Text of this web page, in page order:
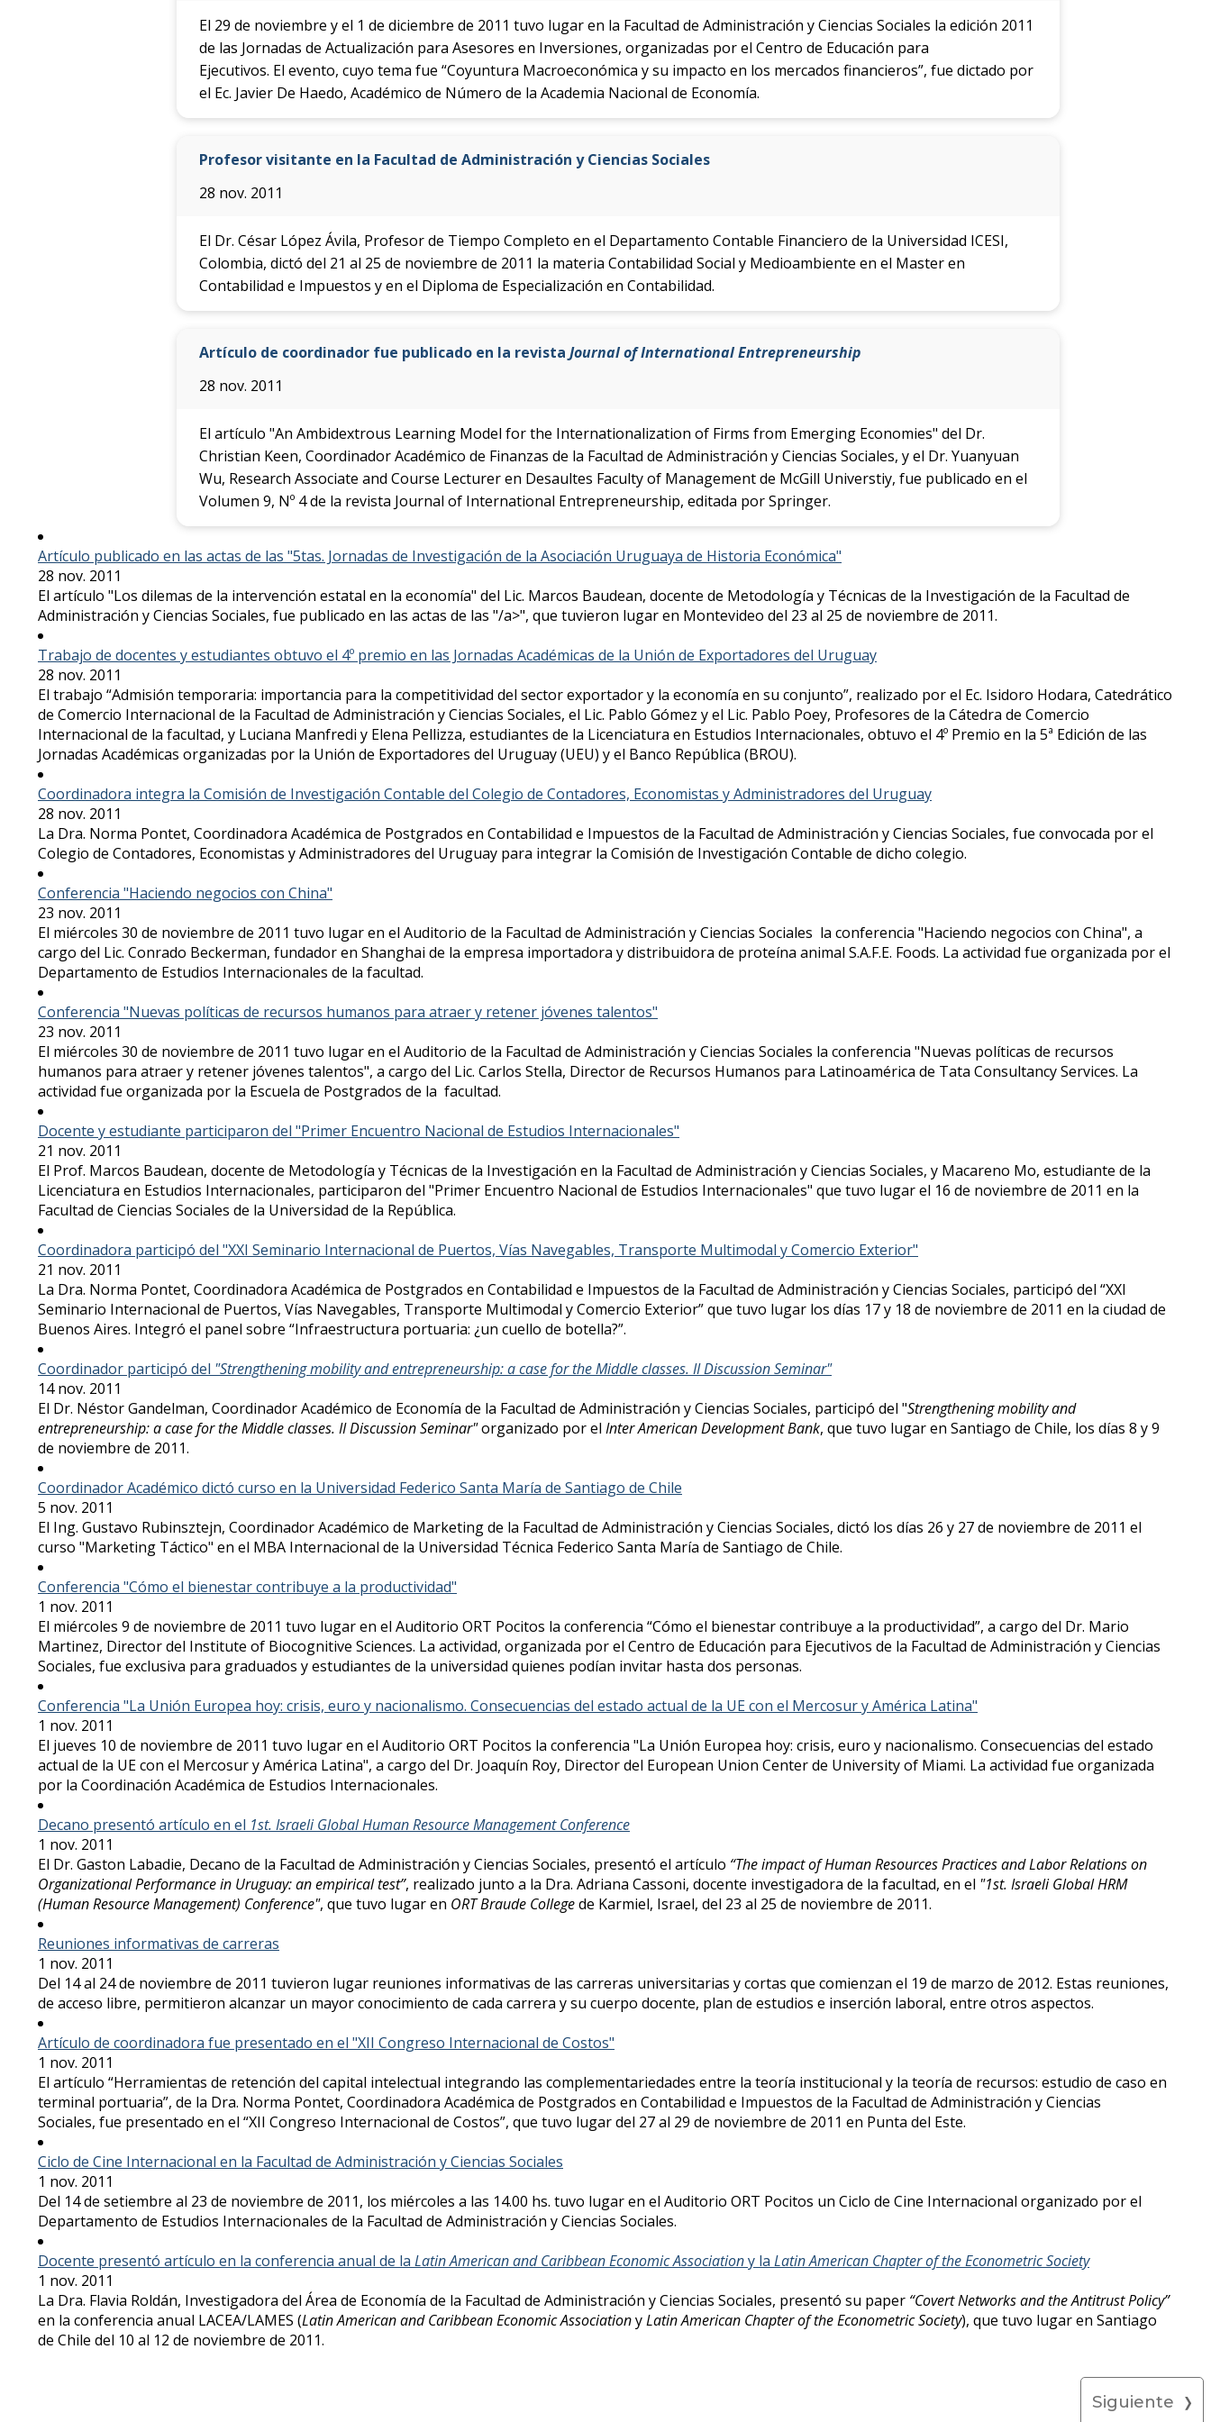
El 29 de noviembre y el 1 de diciembre de 2011 tuvo lugar en la Facultad de Administración y Ciencias Sociales la edición 2011
de las Jornadas de Actualización para Asesores en Inversiones, organizadas por el Centro de Educación para
Ejecutivos. El evento, cuyo tema fue “Coyuntura Macroeconómica y su impacto en los mercados financieros”, fue dictado por
el Ec. Javier De Haedo, Académico de Número de la Academia Nacional de Economía.
Profesor visitante en la Facultad de Administración y Ciencias Sociales
28 nov. 2011
El Dr. César López Ávila, Profesor de Tiempo Completo en el Departamento Contable Financiero de la Universidad ICESI,
Colombia, dictó del 21 al 25 de noviembre de 2011 la materia Contabilidad Social y Medioambiente en el Master en
Contabilidad e Impuestos y en el Diploma de Especialización en Contabilidad.
Artículo de coordinador fue publicado en la revista Journal of International Entrepreneurship
28 nov. 2011
El artículo "An Ambidextrous Learning Model for the Internationalization of Firms from Emerging Economies" del Dr.
Christian Keen, Coordinador Académico de Finanzas de la Facultad de Administración y Ciencias Sociales, y el Dr. Yuanyuan
Wu, Research Associate and Course Lecturer en Desaultes Faculty of Management de McGill Universtiy, fue publicado en el
Volumen 9, Nº 4 de la revista Journal of International Entrepreneurship, editada por Springer.
Artículo publicado en las actas de las "5tas. Jornadas de Investigación de la Asociación Uruguaya de Historia Económica"
28 nov. 2011
El artículo "Los dilemas de la intervención estatal en la economía" del Lic. Marcos Baudean, docente de Metodología y Técnicas de la Investigación de la Facultad de
Administración y Ciencias Sociales, fue publicado en las actas de las "/a>", que tuvieron lugar en Montevideo del 23 al 25 de noviembre de 2011.
Trabajo de docentes y estudiantes obtuvo el 4º premio en las Jornadas Académicas de la Unión de Exportadores del Uruguay
28 nov. 2011
El trabajo “Admisión temporaria: importancia para la competitividad del sector exportador y la economía en su conjunto”, realizado por el Ec. Isidoro Hodara, Catedrático
de Comercio Internacional de la Facultad de Administración y Ciencias Sociales, el Lic. Pablo Gómez y el Lic. Pablo Poey, Profesores de la Cátedra de Comercio
Internacional de la facultad, y Luciana Manfredi y Elena Pellizza, estudiantes de la Licenciatura en Estudios Internacionales, obtuvo el 4º Premio en la 5ª Edición de las
Jornadas Académicas organizadas por la Unión de Exportadores del Uruguay (UEU) y el Banco República (BROU).
Coordinadora integra la Comisión de Investigación Contable del Colegio de Contadores, Economistas y Administradores del Uruguay
28 nov. 2011
La Dra. Norma Pontet, Coordinadora Académica de Postgrados en Contabilidad e Impuestos de la Facultad de Administración y Ciencias Sociales, fue convocada por el
Colegio de Contadores, Economistas y Administradores del Uruguay para integrar la Comisión de Investigación Contable de dicho colegio.
Conferencia "Haciendo negocios con China"
23 nov. 2011
El miércoles 30 de noviembre de 2011 tuvo lugar en el Auditorio de la Facultad de Administración y Ciencias Sociales la conferencia "Haciendo negocios con China", a
cargo del Lic. Conrado Beckerman, fundador en Shanghai de la empresa importadora y distribuidora de proteína animal S.A.F.E. Foods. La actividad fue organizada por el
Departamento de Estudios Internacionales de la facultad.
Conferencia "Nuevas políticas de recursos humanos para atraer y retener jóvenes talentos"
23 nov. 2011
El miércoles 30 de noviembre de 2011 tuvo lugar en el Auditorio de la Facultad de Administración y Ciencias Sociales la conferencia "Nuevas políticas de recursos
humanos para atraer y retener jóvenes talentos", a cargo del Lic. Carlos Stella, Director de Recursos Humanos para Latinoamérica de Tata Consultancy Services. La
actividad fue organizada por la Escuela de Postgrados de la facultad.
Docente y estudiante participaron del "Primer Encuentro Nacional de Estudios Internacionales"
21 nov. 2011
El Prof. Marcos Baudean, docente de Metodología y Técnicas de la Investigación en la Facultad de Administración y Ciencias Sociales, y Macareno Mo, estudiante de la
Licenciatura en Estudios Internacionales, participaron del "Primer Encuentro Nacional de Estudios Internacionales" que tuvo lugar el 16 de noviembre de 2011 en la
Facultad de Ciencias Sociales de la Universidad de la República.
Coordinadora participó del "XXI Seminario Internacional de Puertos, Vías Navegables, Transporte Multimodal y Comercio Exterior"
21 nov. 2011
La Dra. Norma Pontet, Coordinadora Académica de Postgrados en Contabilidad e Impuestos de la Facultad de Administración y Ciencias Sociales, participó del “XXI
Seminario Internacional de Puertos, Vías Navegables, Transporte Multimodal y Comercio Exterior” que tuvo lugar los días 17 y 18 de noviembre de 2011 en la ciudad de
Buenos Aires. Integró el panel sobre “Infraestructura portuaria: ¿un cuello de botella?”.
Coordinador participó del "Strengthening mobility and entrepreneurship: a case for the Middle classes. II Discussion Seminar"
14 nov. 2011
El Dr. Néstor Gandelman, Coordinador Académico de Economía de la Facultad de Administración y Ciencias Sociales, participó del "Strengthening mobility and
entrepreneurship: a case for the Middle classes. II Discussion Seminar"organizado por el Inter American Development Bank, que tuvo lugar en Santiago de Chile, los días 8 y 9
de noviembre de 2011.
Coordinador Académico dictó curso en la Universidad Federico Santa María de Santiago de Chile
5 nov. 2011
El Ing. Gustavo Rubinsztejn, Coordinador Académico de Marketing de la Facultad de Administración y Ciencias Sociales, dictó los días 26 y 27 de noviembre de 2011 el
curso "Marketing Táctico" en el MBA Internacional de la Universidad Técnica Federico Santa María de Santiago de Chile.
Conferencia "Cómo el bienestar contribuye a la productividad"
1 nov. 2011
El miércoles 9 de noviembre de 2011 tuvo lugar en el Auditorio ORT Pocitos la conferencia “Cómo el bienestar contribuye a la productividad”, a cargo del Dr. Mario
Martinez, Director del Institute of Biocognitive Sciences. La actividad, organizada por el Centro de Educación para Ejecutivos de la Facultad de Administración y Ciencias
Sociales, fue exclusiva para graduados y estudiantes de la universidad quienes podían invitar hasta dos personas.
Conferencia "La Unión Europea hoy: crisis, euro y nacionalismo. Consecuencias del estado actual de la UE con el Mercosur y América Latina"
1 nov. 2011
El jueves 10 de noviembre de 2011 tuvo lugar en el Auditorio ORT Pocitos la conferencia "La Unión Europea hoy: crisis, euro y nacionalismo. Consecuencias del estado
actual de la UE con el Mercosur y América Latina", a cargo del Dr. Joaquín Roy, Director del European Union Center de University of Miami. La actividad fue organizada
por la Coordinación Académica de Estudios Internacionales.
Decano presentó artículo en el 1st. Israeli Global Human Resource Management Conference
1 nov. 2011
El Dr. Gaston Labadie, Decano de la Facultad de Administración y Ciencias Sociales, presentó el artículo “The impact of Human Resources Practices and Labor Relations on
Organizational Performance in Uruguay: an empirical test”, realizado junto a la Dra. Adriana Cassoni, docente investigadora de la facultad, en el "1st. Israeli Global HRM
(Human Resource Management) Conference", que tuvo lugar en ORT Braude Collegede Karmiel, Israel, del 23 al 25 de noviembre de 2011.
Reuniones informativas de carreras
1 nov. 2011
Del 14 al 24 de noviembre de 2011 tuvieron lugar reuniones informativas de las carreras universitarias y cortas que comienzan el 19 de marzo de 2012. Estas reuniones,
de acceso libre, permitieron alcanzar un mayor conocimiento de cada carrera y su cuerpo docente, plan de estudios e inserción laboral, entre otros aspectos.
Artículo de coordinadora fue presentado en el "XII Congreso Internacional de Costos"
1 nov. 2011
El artículo “Herramientas de retención del capital intelectual integrando las complementariedades entre la teoría institucional y la teoría de recursos: estudio de caso en
terminal portuaria”, de la Dra. Norma Pontet, Coordinadora Académica de Postgrados en Contabilidad e Impuestos de la Facultad de Administración y Ciencias
Sociales, fue presentado en el “XII Congreso Internacional de Costos”, que tuvo lugar del 27 al 29 de noviembre de 2011 en Punta del Este.
Ciclo de Cine Internacional en la Facultad de Administración y Ciencias Sociales
1 nov. 2011
Del 14 de setiembre al 23 de noviembre de 2011, los miércoles a las 14.00 hs. tuvo lugar en el Auditorio ORT Pocitos un Ciclo de Cine Internacional organizado por el
Departamento de Estudios Internacionales de la Facultad de Administración y Ciencias Sociales.
Docente presentó artículo en la conferencia anual de la Latin American and Caribbean Economic Associationy la Latin American Chapter of the Econometric Society
1 nov. 2011
La Dra. Flavia Roldán, Investigadora del Área de Economía de la Facultad de Administración y Ciencias Sociales, presentó su paper “Covert Networks and the Antitrust Policy”
en la conferencia anual LACEA/LAMES (Latin American and Caribbean Economic AssociationyLatin American Chapter of the Econometric Society), que tuvo lugar en Santiago
de Chile del 10 al 12 de noviembre de 2011.
Siguiente